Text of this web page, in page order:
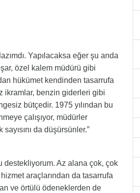
Yapılacaksa eğer şu anda
özel kalem müdürü gibi
hükümet kendinden tasarrufa
ikramlar, benzin giderleri gibi
bütçedir. 1975 yılından bu
çalışıyor, müdürler
da düşürsünler.”
destekliyorum. Az alana çok, çok
araçlarından da tasarrufa
ve örtülü ödeneklerden de